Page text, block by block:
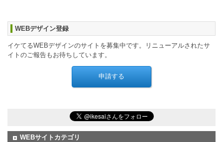
WEBデザイン登録
イケてるWEBデザインのサイトを募集中です。リニューアルされたサ
イトのご報告もお待ちしています。
WEBサイトカテゴリ